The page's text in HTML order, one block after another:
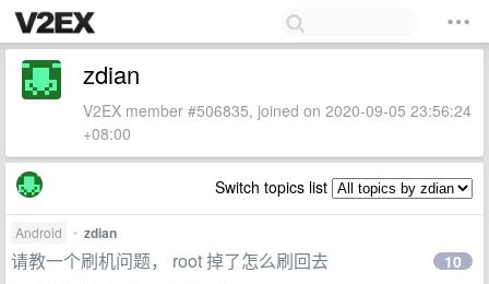
zdian
V2EX member #506835, joined on 2020-09-05 23:56:24
+08:00
Switch topics list
Android • zdian
请教一个刷机问题， root 掉了怎么刷回去 10